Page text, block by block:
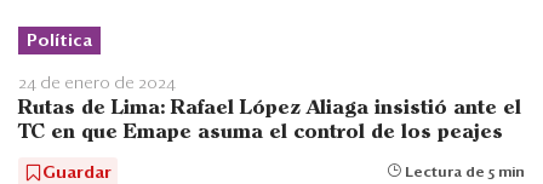
Política
24 de enero de 2024
Rutas de Lima: Rafael López Aliaga insistió ante el
TC en que Emape asuma el control de los peajes
Guardar Lectura de 5 min